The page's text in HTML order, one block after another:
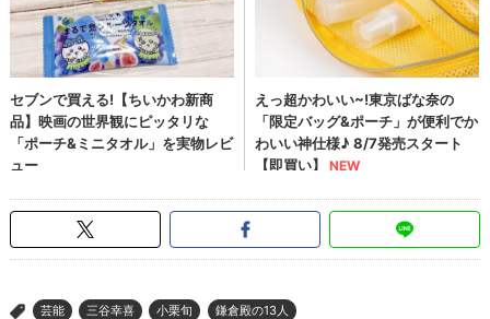
> 芸能 三谷幸喜 小栗旬 鎌倉殿の13人